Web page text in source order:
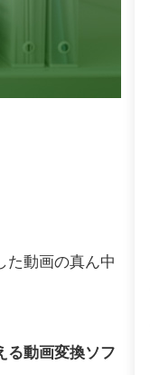
た動画の真ん中
る動画変換ソフ